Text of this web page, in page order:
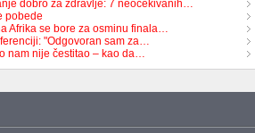
dobro za zdravlje: 7 neočekivanih…
pobede
Afrika se bore za osminu finala…
"Odgovoran sam za…
nam nije čestitao – kao da…